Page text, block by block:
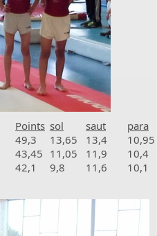
Points sol saut
para
49,3 13,65 13,4
10,95
43,45 11,05 11,9
10,4
42,1 9,8 11,6 10,1